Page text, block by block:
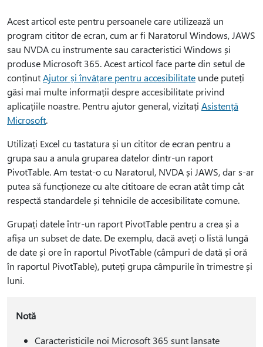
Acest articol este pentru persoanele care utilizează un
program cititor de ecran, cum ar fi Naratorul Windows, JAWS
sau NVDA cu instrumente sau caracteristici Windows și
produse Microsoft 365. Acest articol face parte din setul de
conținutAjutor și învățare pentru accesibilitate unde puteți
găsi mai multe informații despre accesibilitate privind
aplicațiile noastre. Pentru ajutor general, vizitați Asistență
Microsoft.
Utilizați Excel cu tastatura și un cititor de ecran pentru a
grupa sau a anula gruparea datelor dintr-un raport
PivotTable. Am testat-o cu Naratorul, NVDA și JAWS, dar s-ar
putea să funcționeze cu alte cititoare de ecran atât timp cât
respectă standardele și tehnicile de accesibilitate comune.
Grupați datele într-un raport PivotTable pentru a crea și a
afișa un subset de date. De exemplu, dacă aveți o listă lungă
de date și ore în raportul PivotTable (câmpuri de dată și oră
în raportul PivotTable), puteți grupa câmpurile în trimestre și
luni.
Notă
Caracteristicile noi Microsoft 365 sunt lansate